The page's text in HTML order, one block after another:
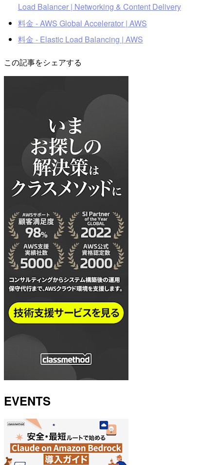
Load Balancer | Networking & Content Delivery
料金 - AWS Global Accelerator | AWS
料金 - Elastic Load Balancing | AWS
この記事をシェアする
EVENTS